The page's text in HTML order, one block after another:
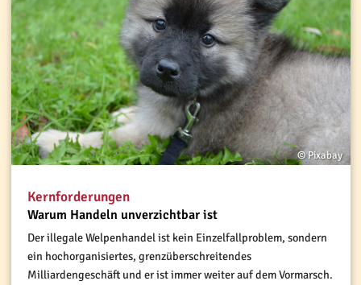
© Pixabay
Kernforderungen
Warum Handeln unverzichtbar ist
Der illegale Welpenhandel ist kein Einzelfallproblem, sondern
ein hochorganisiertes, grenzüberschreitendes
Milliardengeschäft und er ist immer weiter auf dem Vormarsch.